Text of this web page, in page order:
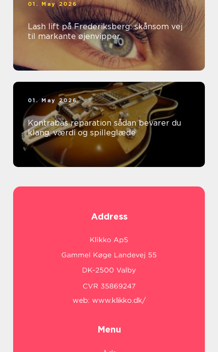
01. May 2026
Lash lift på Frederiksberg: skånsom vej
til markante øjenvipper
01. May 2026
Kontrabas reparation sådan bevarer du
klang, værdi og spilleglæde
Address
web: www.klikko.dk/
Menu